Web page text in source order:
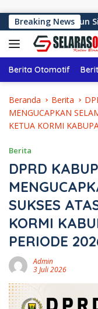
Breaking News
Tahun Sidang
Berita Otomotif
Beranda Berita
MENGUCAPKAN
KETUA KORMI
Berita
DPRD
SUKSES
KORMI
PERIODE
Admin
3 Juli 2026